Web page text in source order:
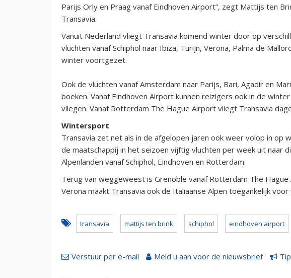
Parijs Orly en Praag vanaf Eindhoven Airport”, zegt Mattijs ten
Transavia.
Vanuit Nederland vliegt Transavia komend winter door op
vluchten vanaf Schiphol naar Ibiza, Turijn, Verona, Palma de
winter voortgezet.
Ook de vluchten vanaf Amsterdam naar Parijs, Bari, Agadir en
boeken. Vanaf Eindhoven Airport kunnen reizigers ook in de
vliegen. Vanaf Rotterdam The Hague Airport vliegt Transavia
Wintersport
Transavia zet net als in de afgelopen jaren ook weer volop in op
de maatschappij in het seizoen vijftig vluchten per week uit naar
Alpenlanden vanaf Schiphol, Eindhoven en Rotterdam.
Terug van weggeweest is Grenoble vanaf Rotterdam The
Verona maakt Transavia ook de Italiaanse Alpen toegankelijk
transavia mattijs ten brink schiphol eindhoven airport
Verstuur per e-mail Meld u aan voor de nieuwsbrief